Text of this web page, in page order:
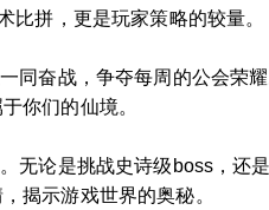
比拼，更是玩家策略的较量。
同奋战，争夺每周的公会荣
你们的仙境。
无论是挑战史诗级boss，还
揭示游戏世界的奥秘。